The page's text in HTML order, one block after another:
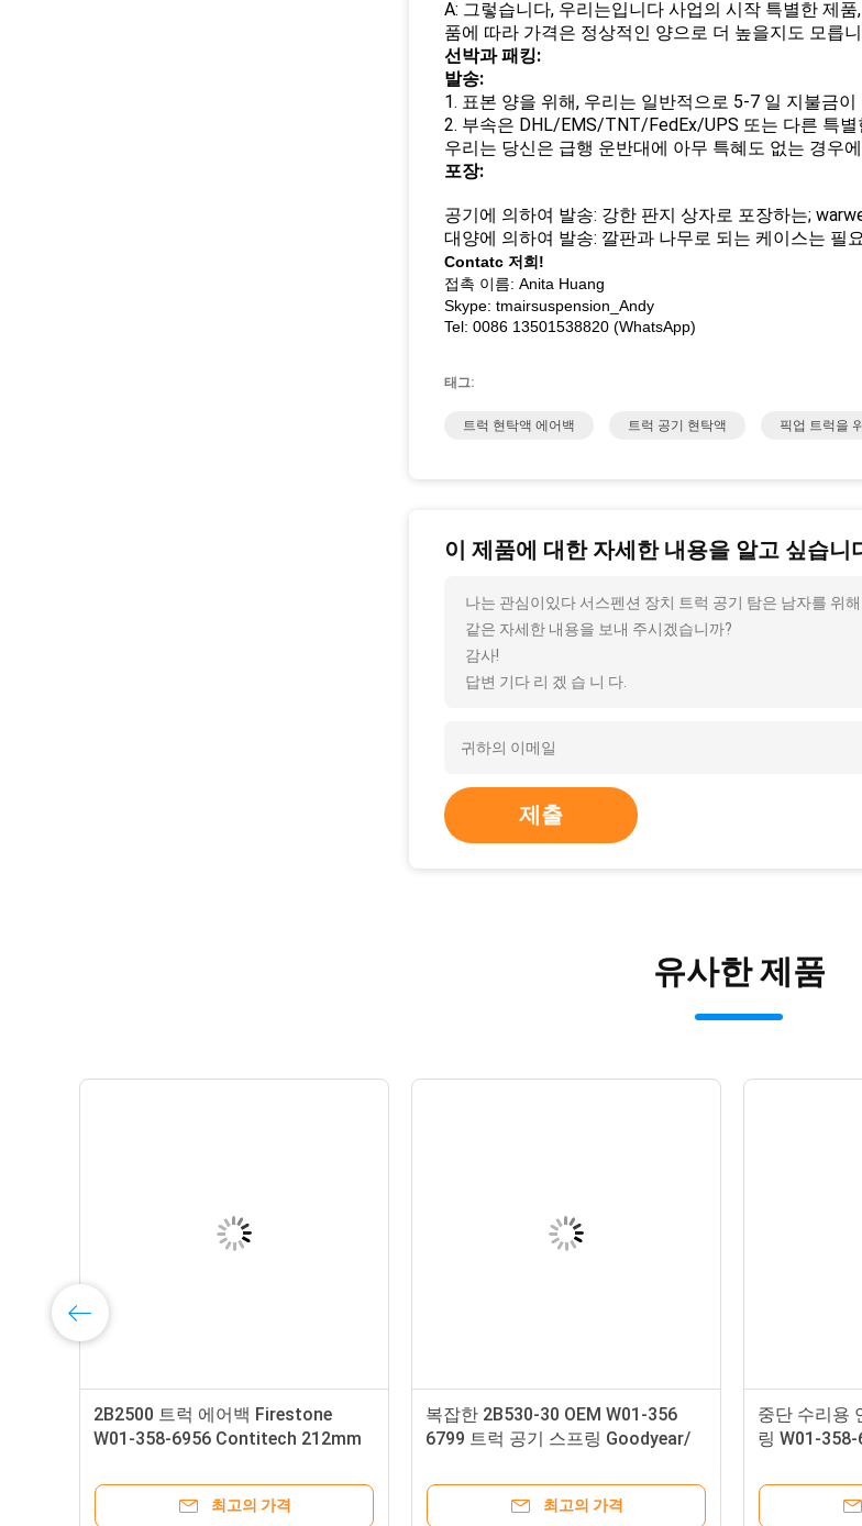
A: 그렇습니다, 우리는입니다 사업의 시작 특별한 제
품에 따라 가격은 정상적인 양으로 더 높을지도 모릅
선박과 패킹:
발송:
1. 표본 양을 위해, 우리는 일반적으로 5-7 일 지불금
2. 부속은 DHL/EMS/TNT/FedEx/UPS 또는 다른 특
우리는 당신은 급행 운반대에 아무 특혜도 없는 경우
포장:
공기에 의하여 발송: 강한 판지 상자로 포장하는;
대양에 의하여 발송: 깔판과 나무로 되는 케이스는 필
Contatc 저희!
접촉 이름: Anita Huang
Skype: tmairsuspension_Andy
Tel: 0086 13501538820 (WhatsApp)
태그:
트럭 현탁액 에어백 트럭 공기 현탁액 픽업 트럭을
이 제품에 대한 자세한 내용을 알고 싶습니
나는 관심이있다 서스펜션 장치 트럭 공기 탐은 남자를 위
같은 자세한 내용을 보내 주시겠습니까?
감사!
답변 기다 리 겠 습 니 다.
제출
유사한 제품
2B2500 트럭 에어백 Firestone
W01-358-6956 Contitech 212mm
최고의 가격
복잡한 2B530-30 OEM W01-356
6799 트럭 공기 스프링 Goodyear/
최고의 가격
중단 수리용
링 W01-358-
오